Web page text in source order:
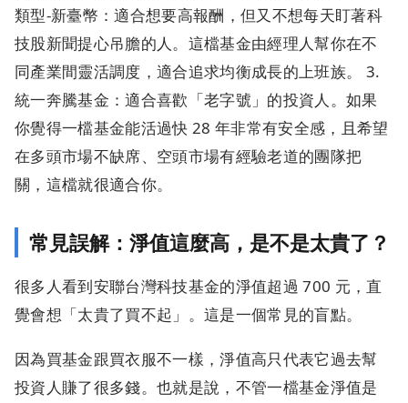
類型-新臺幣：適合想要高報酬，但又不想每天盯著科
技股新聞提心吊膽的人。這檔基金由經理人幫你在不
同產業間靈活調度，適合追求均衡成長的上班族。 3.
統一奔騰基金：適合喜歡「老字號」的投資人。如果
你覺得一檔基金能活過快 28 年非常有安全感，且希望
在多頭市場不缺席、空頭市場有經驗老道的團隊把
關，這檔就很適合你。
常見誤解：淨值這麼高，是不是太貴了？
很多人看到安聯台灣科技基金的淨值超過 700 元，直
覺會想「太貴了買不起」。這是一個常見的盲點。
因為買基金跟買衣服不一樣，淨值高只代表它過去幫
投資人賺了很多錢。也就是說，不管一檔基金淨值是